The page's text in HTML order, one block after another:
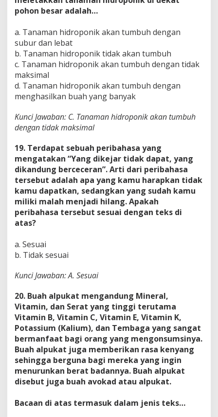
pohon besar adalah…
a. Tanaman hidroponik akan tumbuh dengan
subur dan lebat
b. Tanaman hidroponik tidak akan tumbuh
c. Tanaman hidroponik akan tumbuh dengan tidak
maksimal
d. Tanaman hidroponik akan tumbuh dengan
menghasilkan buah yang banyak
Kunci Jawaban: C. Tanaman hidroponik akan tumbuh
dengan tidak maksimal
19. Terdapat sebuah peribahasa yang
mengatakan “Yang dikejar tidak dapat, yang
dikandung berceceran”. Arti dari peribahasa
tersebut adalah apa yang kamu harapkan tidak
kamu dapatkan, sedangkan yang sudah kamu
miliki malah menjadi hilang. Apakah
peribahasa tersebut sesuai dengan teks di
atas?
a. Sesuai
b. Tidak sesuai
Kunci Jawaban: A. Sesuai
20. Buah alpukat mengandung Mineral,
Vitamin, dan Serat yang tinggi terutama
Vitamin B, Vitamin C, Vitamin E, Vitamin K,
Potassium (Kalium), dan Tembaga yang sangat
bermanfaat bagi orang yang mengonsumsinya.
Buah alpukat juga memberikan rasa kenyang
sehingga berguna bagi mereka yang ingin
menurunkan berat badannya. Buah alpukat
disebut juga buah avokad atau alpukat.
Bacaan di atas termasuk dalam jenis teks…